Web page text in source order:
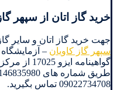
خرید گاز اتان از سپهر
جهت خرید گاز اتان و سایر
سپهر گاز کاویان – آزمایشگاه
گواهینامه
09022734708 تماس بگیرید.